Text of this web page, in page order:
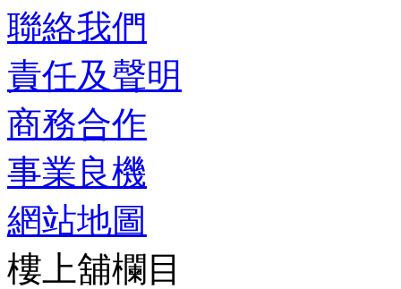
聯絡我們
責任及聲明
商務合作
事業良機
網站地圖
樓上舖欄目